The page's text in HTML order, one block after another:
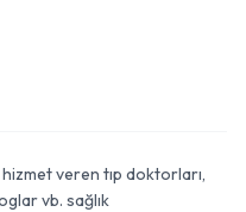
veren tıp doktorları,
vb. sağlık